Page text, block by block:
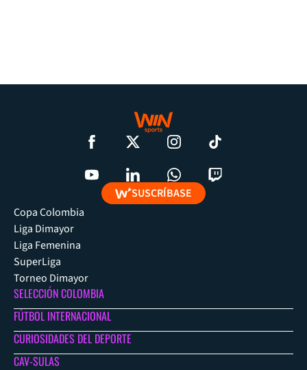
SUSCRÍBASE
Copa Colombia
Liga Dimayor
Liga Femenina
SuperLiga
Torneo Dimayor
SELECCIÓN COLOMBIA
FÚTBOL INTERNACIONAL
CURIOSIDADES DEL DEPORTE
CAV-SULAS